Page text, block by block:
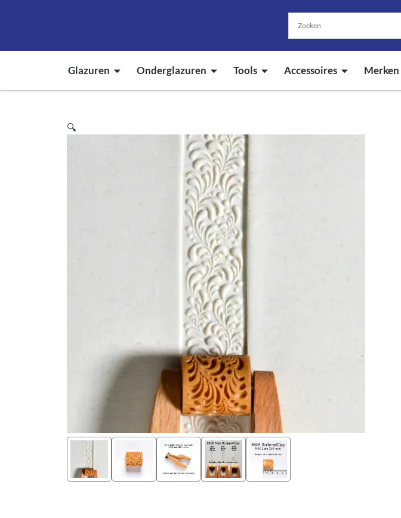
Glazuren Onderglazuren Tools Accessoires Merken
🔍